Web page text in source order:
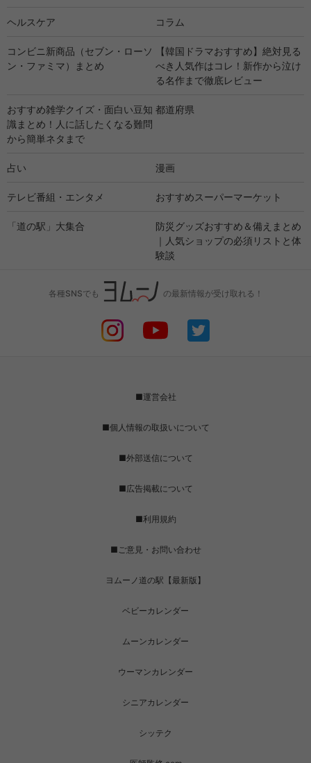
ヘルスケア コラム
コンビニ新商品（セブン・ローソ
ン・ファミマ）まとめ
【韓国ドラマおすすめ】絶対見る
べき人気作はコレ！新作から泣け
る名作まで徹底レビュー
おすすめ雑学クイズ・面白い豆知
識まとめ！人に話したくなる難問
から簡単ネタまで
都道府県
占い 漫画
テレビ番組・エンタメ おすすめスーパーマーケット
「道の駅」大集合
防災グッズおすすめ＆備えまとめ
｜人気ショップの必須リストと体
験談
各種SNSでも の最新情報が受け取れる！
■運営会社
■個人情報の取扱いについて
■外部送信について
■広告掲載について
■利用規約
■ご意見・お問い合わせ
ヨムーノ道の駅【最新版】
ベビーカレンダー
ムーンカレンダー
ウーマンカレンダー
シニアカレンダー
シッテク